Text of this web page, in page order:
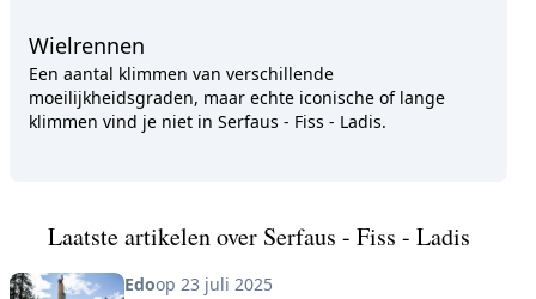
Wielrennen
Een aantal klimmen van verschillende
moeilijkheidsgraden, maar echte iconische of lange
klimmen vind je niet in Serfaus - Fiss - Ladis.
Laatste artikelen over Serfaus - Fiss - Ladis
Edoop 23 juli 2025